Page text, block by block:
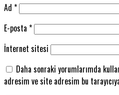
Ad *
E-posta *
İnternet sitesi
Daha sonraki yorumlarımda
adresim ve site adresim bu